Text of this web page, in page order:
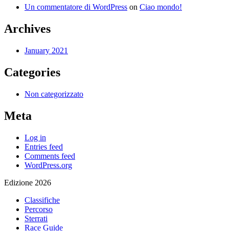
Un commentatore di WordPress on Ciao mondo!
Archives
January 2021
Categories
Non categorizzato
Meta
Log in
Entries feed
Comments feed
WordPress.org
Edizione 2026
Classifiche
Percorso
Sterrati
Race Guide